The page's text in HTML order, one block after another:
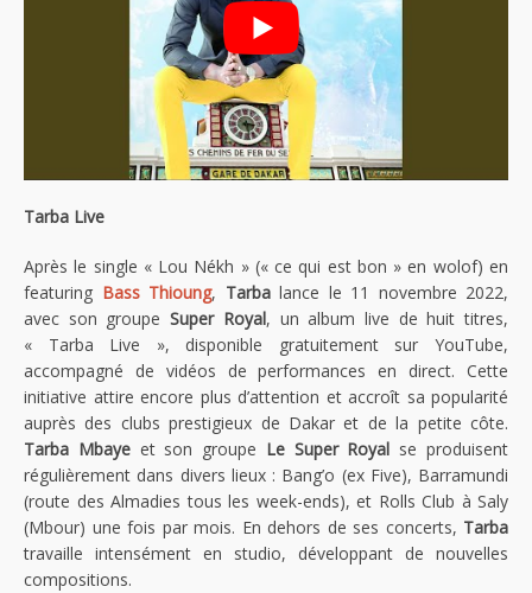
Tarba Live
Après le single « Lou Nékh » (« ce qui est bon » en wolof) en
featuring Bass Thioung, Tarbalance le 11 novembre 2022,
avec son groupeSuper Royal, un album live de huit titres,
« Tarba Live », disponible gratuitement sur YouTube,
accompagné de vidéos de performances en direct. Cette
initiative attire encore plus d’attention et accroît sa popularité
auprès des clubs prestigieux de Dakar et de la petite côte.
Tarba Mbayeet son groupe Le Super Royal se produisent
régulièrement dans divers lieux : Bang’o (ex Five), Barramundi
(route des Almadies tous les week-ends), et Rolls Club à Saly
(Mbour) une fois par mois. En dehors de ses concerts, Tarba
travaille intensément en studio, développant de nouvelles
compositions.